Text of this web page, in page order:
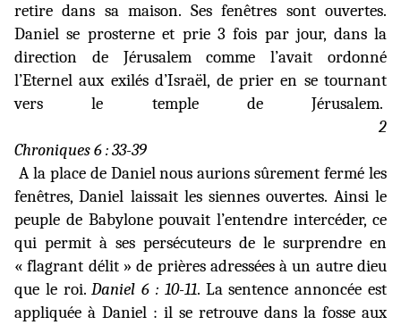
retire dans sa maison. Ses fenêtres sont ouvertes.
Daniel se prosterne et prie 3 fois par jour, dans la
direction de Jérusalem comme l’avait ordonné
l’Eternel aux exilés d’Israël, de prier en se tournant
vers le temple de Jérusalem.
2
Chroniques 6 : 33-39
A la place de Daniel nous aurions sûrement fermé les
fenêtres, Daniel laissait les siennes ouvertes. Ainsi le
peuple de Babylone pouvait l’entendre intercéder, ce
qui permit à ses persécuteurs de le surprendre en
« flagrant délit » de prières adressées à un autre dieu
que le roi.Daniel 6 : 10-11. La sentence annoncée est
appliquée à Daniel : il se retrouve dans la fosse aux